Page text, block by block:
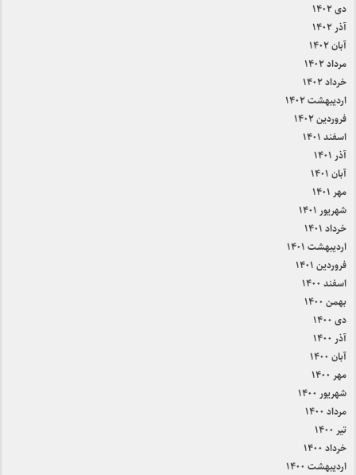
دی ۱۴۰۲
آذر ۱۴۰۲
آبان ۱۴۰۲
مرداد ۱۴۰۲
خرداد ۱۴۰۲
اردیبهشت ۱۴۰۲
فروردین ۱۴۰۲
اسفند ۱۴۰۱
آذر ۱۴۰۱
آبان ۱۴۰۱
مهر ۱۴۰۱
شهریور ۱۴۰۱
خرداد ۱۴۰۱
اردیبهشت ۱۴۰۱
فروردین ۱۴۰۱
اسفند ۱۴۰۰
بهمن ۱۴۰۰
دی ۱۴۰۰
آذر ۱۴۰۰
آبان ۱۴۰۰
مهر ۱۴۰۰
شهریور ۱۴۰۰
مرداد ۱۴۰۰
تیر ۱۴۰۰
خرداد ۱۴۰۰
اردیبهشت ۱۴۰۰